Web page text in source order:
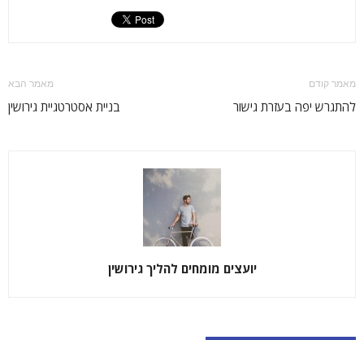
מאמר קודם
להתגרש יפה בעזרת גישור
מאמר הבא
בניית אסטרטגיית גירושין
יועצים מומחים להליך גירושין